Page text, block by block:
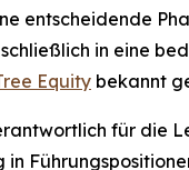
entscheidende
in eine
Equity bekannt
für die
in